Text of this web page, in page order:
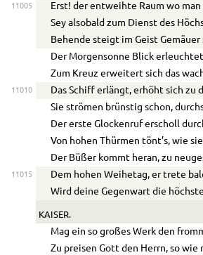
11005
Erst! der entweihte Raum wo
Sey alsobald zum Dienst des
Behende steigt im Geist Gemäuer
Der Morgensonne Blick erleuchtet
Zum Kreuz erweitert sich das
11010
Das Schiff erlängt, erhöht sich zu
Sie strömen brünstig schon,
Der erste Glockenruf erscholl
Von hohen Thürmen tönt’s, wie
Der Büßer kommt heran, zu
11015
Dem hohen Weihetag, er trete
Wird deine Gegenwart die
KAISER.
Mag ein so großes Werk den
Zu preisen Gott den Herrn, so wie